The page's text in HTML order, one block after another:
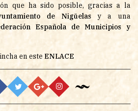
que ha sido posible, gracias a la
de Nigüelas y a una
Española de Municipios y
en este ENLACE